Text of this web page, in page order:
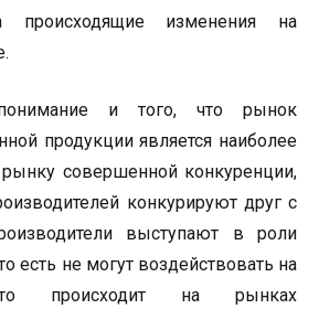
происходящие изменения на
и того, что рынок
продукции является наиболее
совершенной конкуренции,
конкурируют друг с
выступают в роли
есть не могут воздействовать на
происходит на рынках